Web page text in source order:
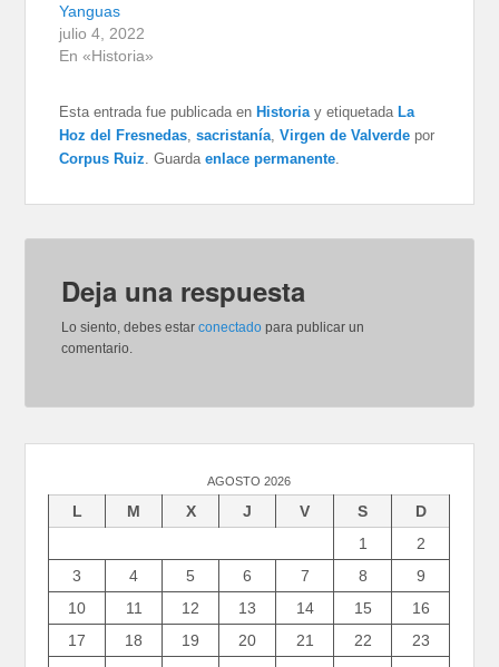
Yanguas
julio 4, 2022
En «Historia»
Esta entrada fue publicada enHistoria y etiquetadaLa
Hoz del Fresnedas ,sacristanía ,Virgen de Valverde por
Corpus Ruiz . Guardaenlace permanente
Deja una respuesta
Lo siento, debes estarconectado para publicar un
comentario.
AGOSTO 2026
L M X J V S
D
1
2
3
4 5 6 7 8
9
10
11 12 13 14 15
16
17
18 19 20 21 22
23